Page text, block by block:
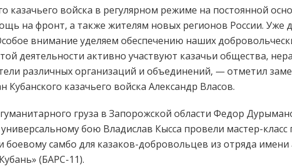
казачьего войска в регулярном режиме на постоянной
на фронт, а также жителям новых регионов России. Уже
внимание уделяем обеспечению наших
деятельности активно участвуют казачьи общества,
различных организаций и объединений, — отметил
Кубанского казачьего войска Александр Власов.
груза в Запорожской области Федор
бою Владислав Кысса провели мастер-
самбо для казаков-добровольцев из отряда имени
(БАРС-11).